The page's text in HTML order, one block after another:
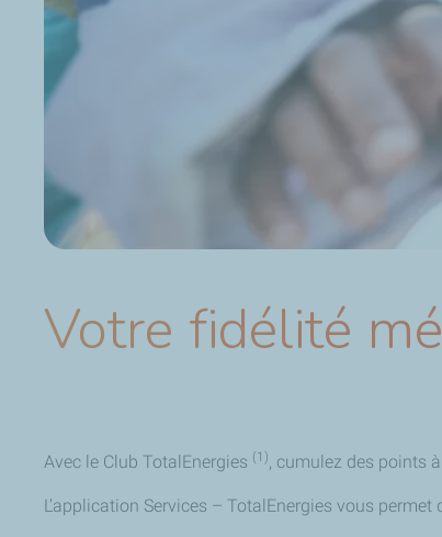
Votre fidélité
Avec le Club TotalEnergies (1), cumulez des points
L’application Services – TotalEnergies vous